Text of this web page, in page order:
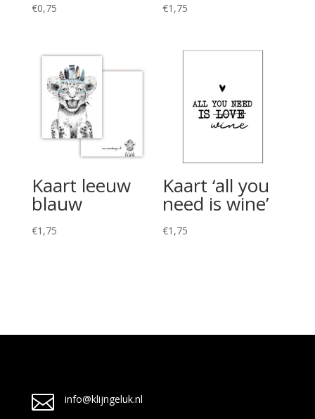
€0,75 €1,75
Kaart leeuw
blauw
€1,75
Kaart ‘all you
need is wine’
€1,75
 info@klijngeluk.nl